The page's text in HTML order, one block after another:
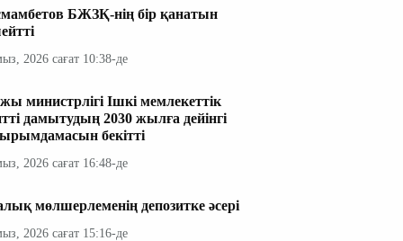
БЖЗҚ-нің бір қанатын
2026 сағат 10:38-де
министрлігі Ішкі мемлекеттік
дамытудың 2030 жылға дейінгі
бекітті
2026 сағат 16:48-де
мөлшерлеменің депозитке әсері
2026 сағат 15:16-де